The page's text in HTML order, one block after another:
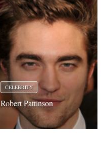
CELEBRITY
Robert Pattinson